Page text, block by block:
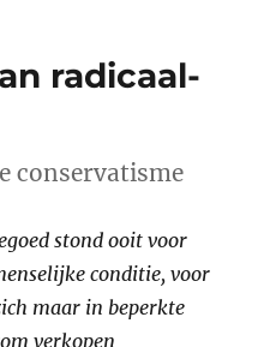
radicaal-
conservatisme
stond ooit voor
conditie, voor
maar in beperkte
verkopen